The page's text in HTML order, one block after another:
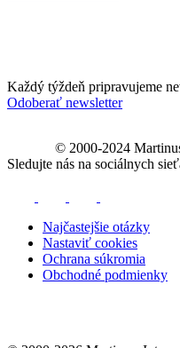
Každý týždeň pripravujeme
Odoberať newsletter
© 2000-2024
Sledujte nás na sociálnych
Najčastejšie otázky
Nastaviť cookies
Ochrana súkromia
Obchodné podmienky